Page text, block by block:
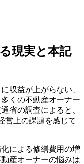
現実と本記
収益が上がらない、
くの不動産オーナー
省の調査によると、
営上の課題を感じて
による修繕費用の増
産オーナーの悩みは